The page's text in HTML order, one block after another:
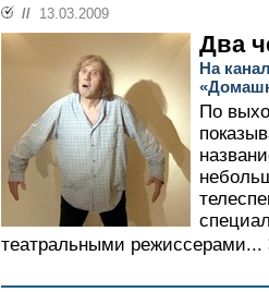
// 13.03.2009
Два
На
По
театральными режиссерами...